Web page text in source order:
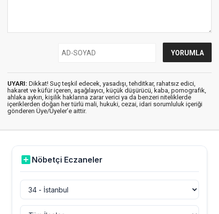
UYARI: Dikkat! Suç teşkil edecek, yasadışı, tehditkar, rahatsız edici,
hakaret ve küfür içeren, aşağılayıcı, küçük düşürücü, kaba, pornografik,
ahlaka aykırı, kişilik haklarına zarar verici ya da benzeri niteliklerde
içeriklerden doğan her türlü mali, hukuki, cezai, idari sorumluluk içeriği
gönderen Üye/Üyeler’e aittir.